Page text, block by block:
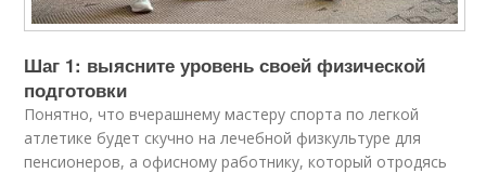
Шаг 1: выясните уровень своей физической
подготовки
Понятно, что вчерашнему мастеру спорта по легкой
атлетике будет скучно на лечебной физкультуре для
пенсионеров, а офисному работнику, который отродясь